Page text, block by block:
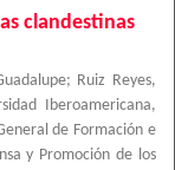
clandestinas
;
Ruiz Reyes,
Iberoamericana,
de Formación e
y Promoción de los